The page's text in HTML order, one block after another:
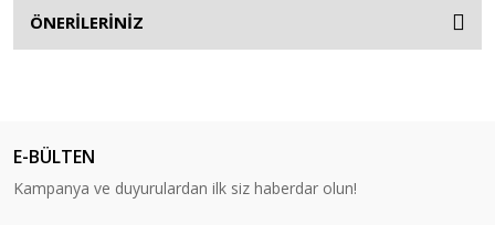
ÖNERİLERİNİZ
E-BÜLTEN
Kampanya ve duyurulardan ilk siz haberdar olun!